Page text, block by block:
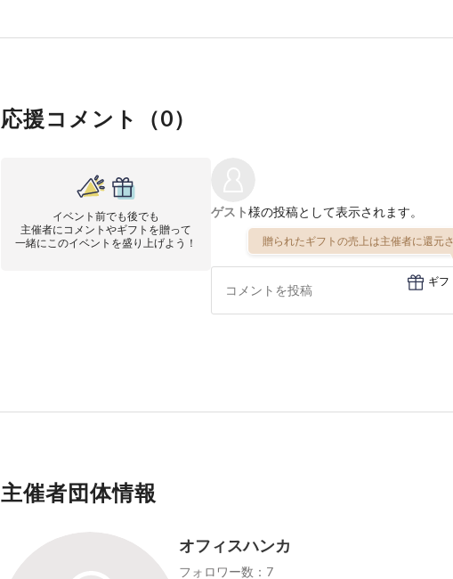
応援コメント（0）
イベント前でも後でも
主催者にコメントやギフトを贈って
一緒にこのイベントを盛り上げよう！
ゲスト様の投稿として表示されます。
贈られたギフトの売上は主催者に還元
ギフ
主催者団体情報
オフィスハンカ
フォロワー数：7